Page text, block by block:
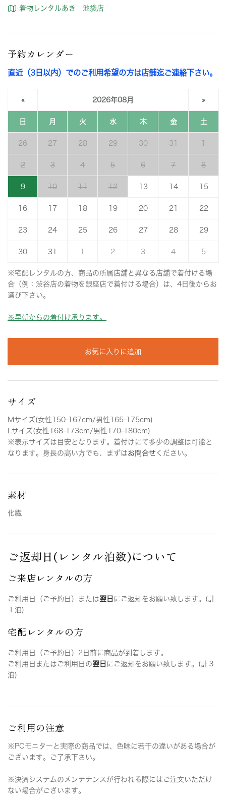
着物レンタルあき 池袋店
予約カレンダー
直近（3日以内）でのご利用希望の方は店舗迄ご連絡下さい。
« 2026年08月 »
日 月 火 水 木 金 土
26 27 28 29 30 31 1
2 3 4 5 6 7 8
9 10 11 12 13 14 15
16 17 18 19 20 21 22
23 24 25 26 27 28 29
30 31 2 3 4 5
※宅配レンタルの方、商品の所属店舗と異なる店舗で着付ける場
合（例：渋谷店の着物を銀座店で着付ける場合）は、4日後からお
選び下さい。
※早朝からの着付け承ります。
お気に入りに追加
サイズ
Mサイズ(女性150-167cm/男性165-175cm)
Lサイズ(女性168-173cm/男性170-180cm)
※表示サイズは目安となります。着付けにて多少の調整は可能と
なります。身長の高い方でも、まずはお問合せ ください。
素材
化繊
ご返却日(レンタル泊数)について
ご来店レンタルの方
ご利用日（ご予約日）または翌日 にご返却をお願い致します。(計
１泊)
宅配レンタルの方
ご利用日（ご予約日）2日前に商品が到着します。
ご利用日またはご利用日の翌日 にご返却をお願い致します。(計３
泊)
ご利用の注意
※PCモニターと実際の商品では、色味に若干の違いがある場合が
ございます。ご了承下さい。
※決済システムのメンテナンスが行われる際にはご注文いただけ
ない場合がございます。